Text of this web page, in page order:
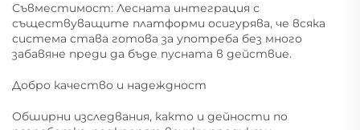
Съвместимост: Лесната интеграция с
съществуващите платформи осигурява, че всяка
система става готова за употреба без много
забавяне преди да бъде пусната в действие.
Добро качество и надеждност
Обширни изследвания, както и дейности по